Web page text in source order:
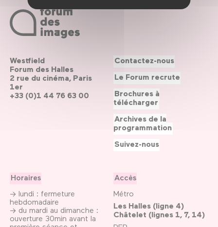
Westfield
Forum des Halles
2 rue du cinéma, Paris
1er
+33 (0)1 44 76 63 00
Horaires
→ lundi : fermeture
hebdomadaire
→ du mardi au dimanche :
ouverture 30min avant la
Accès
Métro
Les Halles (ligne 4)
Châtelet (lignes 1, 7, 14)
Contactez-nous
Le Forum recrute
Brochures à
télécharger
Archives de la
programmation
Suivez-nous